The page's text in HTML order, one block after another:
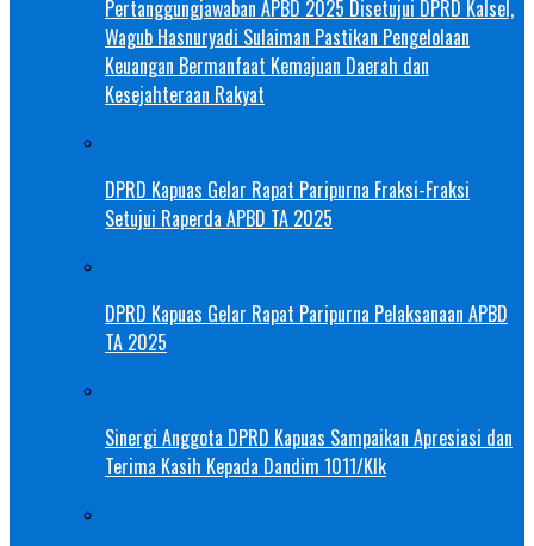
Pertanggungjawaban APBD 2025 Disetujui DPRD Kalsel,
Wagub Hasnuryadi Sulaiman Pastikan Pengelolaan
Keuangan Bermanfaat Kemajuan Daerah dan
Kesejahteraan Rakyat
DPRD Kapuas Gelar Rapat Paripurna Fraksi-Fraksi
Setujui Raperda APBD TA 2025
DPRD Kapuas Gelar Rapat Paripurna Pelaksanaan APBD
TA 2025
Sinergi Anggota DPRD Kapuas Sampaikan Apresiasi dan
Terima Kasih Kepada Dandim 1011/Klk